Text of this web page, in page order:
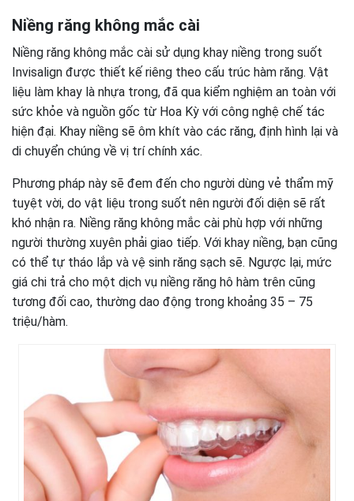
Niềng răng không mắc cài
Niềng răng không mắc cài sử dụng khay niềng trong suốt
Invisalign được thiết kế riêng theo cấu trúc hàm răng. Vật
liệu làm khay là nhựa trong, đã qua kiểm nghiệm an toàn với
sức khỏe và nguồn gốc từ Hoa Kỳ với công nghệ chế tác
hiện đại. Khay niềng sẽ ôm khít vào các răng, định hình lại và
di chuyển chúng về vị trí chính xác.
Phương pháp này sẽ đem đến cho người dùng vẻ thẩm mỹ
tuyệt vời, do vật liệu trong suốt nên người đối diện sẽ rất
khó nhận ra. Niềng răng không mắc cài phù hợp với những
người thường xuyên phải giao tiếp. Với khay niềng, bạn cũng
có thể tự tháo lắp và vệ sinh răng sạch sẽ. Ngược lại, mức
giá chi trả cho một dịch vụ niềng răng hô hàm trên cũng
tương đối cao, thường dao động trong khoảng 35 – 75
triệu/hàm.